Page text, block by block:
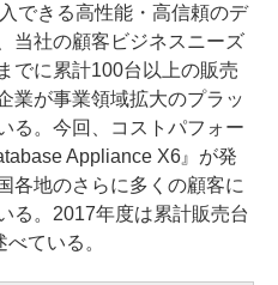
できる高性能・高信頼のデ
当社の顧客ビジネスニーズ
でに累計100台以上の販売
業が事業領域拡大のプラッ
る。今回、コストパフォー
Appliance X6』が発
各地のさらに多くの顧客に
る。2017年度は累計販売台
ている。